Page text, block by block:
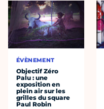
ÉVÈNEMENT
Objectif Zéro
Palu : une
exposition en
plein air sur les
grilles du square
Paul Robin